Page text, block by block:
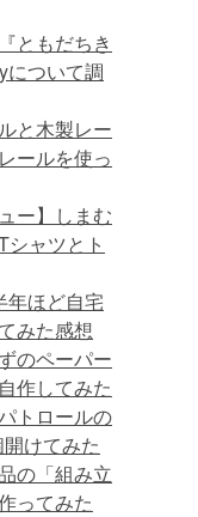
ともだちき
について調
と木製レー
ールを使っ
ー】しまむ
シャツとト
年ほど自宅
みた感想
のペーパー
作してみた
トロールの
けてみた
の「組み立
ってみた